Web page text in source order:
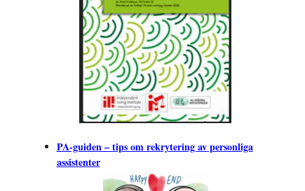
PA-guiden – tips om rekrytering av personliga
assistenter